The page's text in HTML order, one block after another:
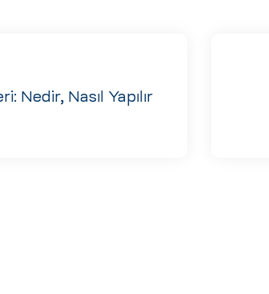
Nedir, Nasıl Yapılır